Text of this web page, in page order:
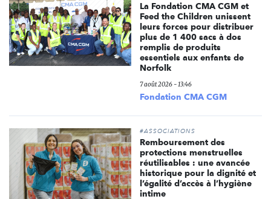
La Fondation CMA CGM et
Feed the Children unissent
leurs forces pour distribuer
plus de 1 400 sacs à dos
remplis de produits
essentiels aux enfants de
Norfolk
7 août 2026 - 13:46
Fondation CMA CGM
#ASSOCIATIONS
Remboursement des
protections menstruelles
réutilisables : une avancée
historique pour la dignité et
l’égalité d’accès à l’hygiène
intime